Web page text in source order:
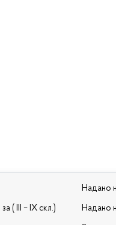
( III – IX скл.)
Надано
Надано